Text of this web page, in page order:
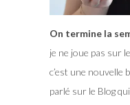
On termine la
je ne joue pas sur
c’est une nouvelle
parlé sur le Blog